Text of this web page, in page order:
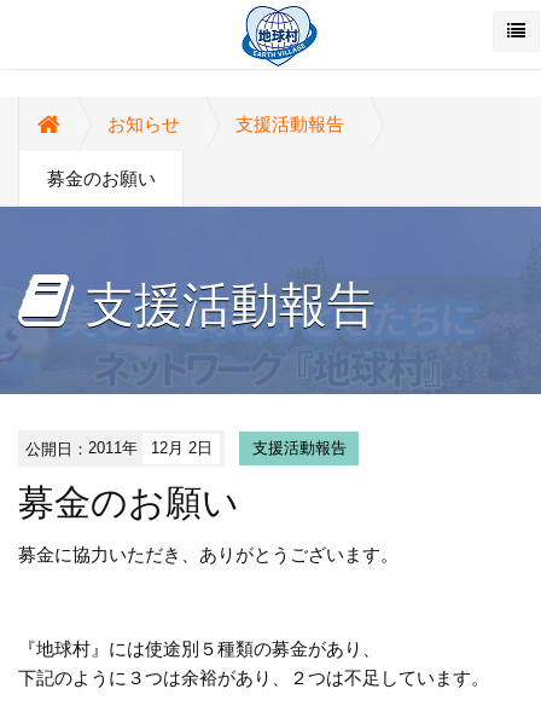
お知らせ 支援活動報告
募金のお願い
支援活動報告
公開日：2011年 12月 2日 支援活動報告
募金のお願い
募金に協力いただき、ありがとうございます。
『地球村』には使途別５種類の募金があり、
下記のように３つは余裕があり、２つは不足しています。